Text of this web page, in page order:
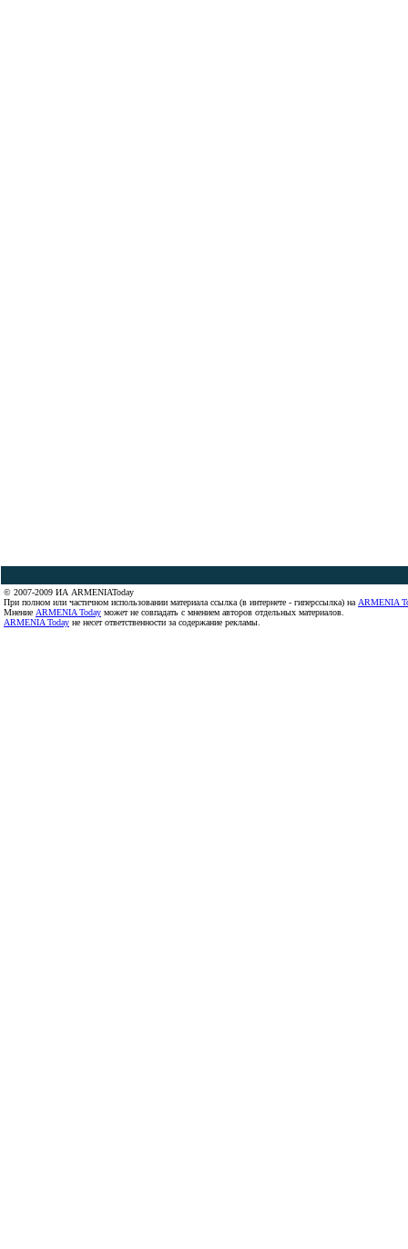
© 2007-2009 ИА ARMENIAToday
При полном или частичном использовании материала ссылка (в интернете - гиперссылка) на ARMENIA
Мнение ARMENIA Today может не совпадать с мнением авторов отдельных материалов.
ARMENIA Today не несет ответственности за содержание рекламы.